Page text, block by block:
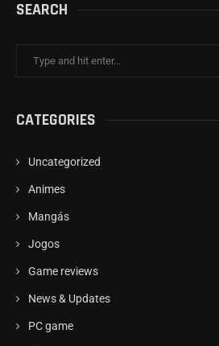
SEARCH
CATEGORIES
Uncategorized
Animes
Mangás
Jogos
Game reviews
News & Updates
PC game